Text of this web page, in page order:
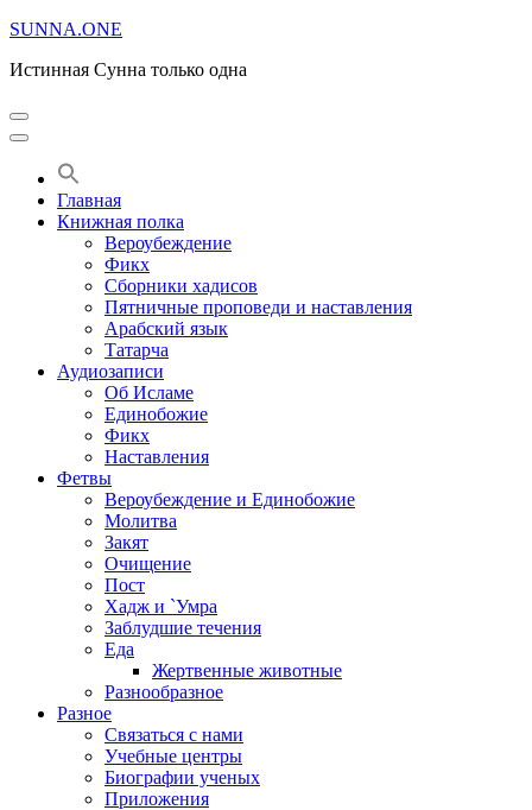
Перейти
содержимому
Enter)
SUNNA.ONE
Истинная Сунна только одна
Главная
Книжная полка
Вероубеждение
Фикх
Сборники хадисов
Пятничные проповеди и наставления
Арабский язык
Татарча
Аудиозаписи
Об Исламе
Единобожие
Фикх
Наставления
Фетвы
Вероубеждение и Единобожие
Молитва
Закят
Очищение
Пост
Хадж и `Умра
Заблудшие течения
Еда
Жертвенные животные
Разнообразное
Разное
Связаться с нами
Учебные центры
Биографии ученых
Приложения